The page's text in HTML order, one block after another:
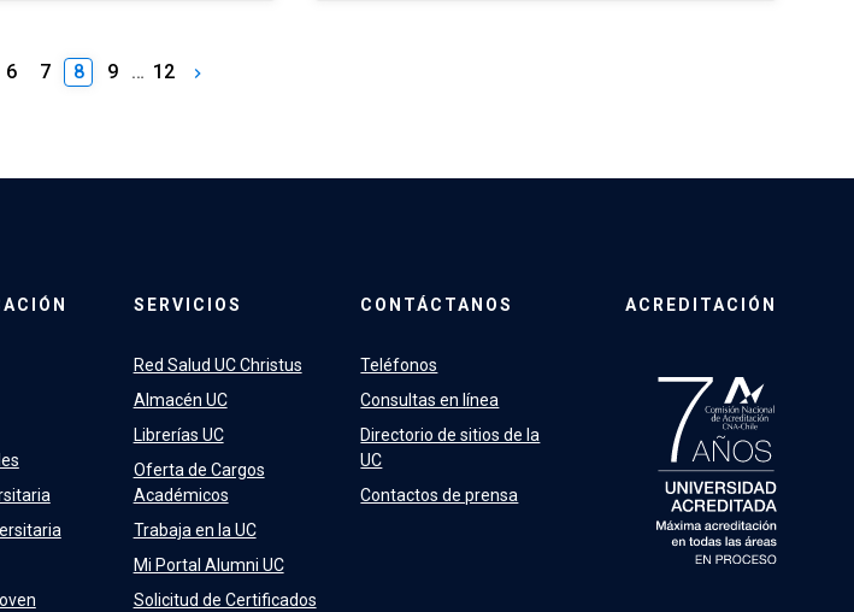
6 7 8 9 … 12 keyboard_arrow_right
SERVICIOS
Red Salud UC Christus
Almacén UC
Librerías UC
Oferta de Cargos
Académicos
Trabaja en la UC
Mi Portal Alumni UC
Solicitud de Certificados
CONTÁCTANOS
Teléfonos
Consultas en línea
Directorio de sitios de la
UC
Contactos de prensa
ACREDITACIÓN